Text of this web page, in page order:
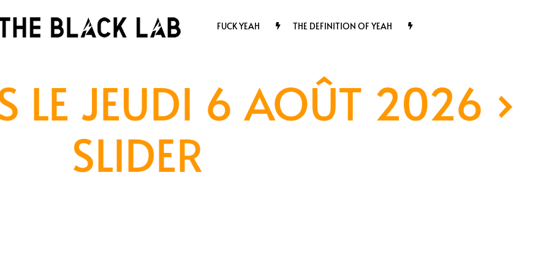
FUCK YEAH THE DEFINITION OF YEAH
LE JEUDI 6 AOÛT 2026 ›
SLIDER